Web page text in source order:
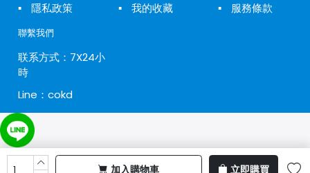
加入購物車 立即購買
▪
隱私政策
▪
我的收藏
▪
服務條款
聯繫我們
联系方式：7X24小
時
Line：cokd